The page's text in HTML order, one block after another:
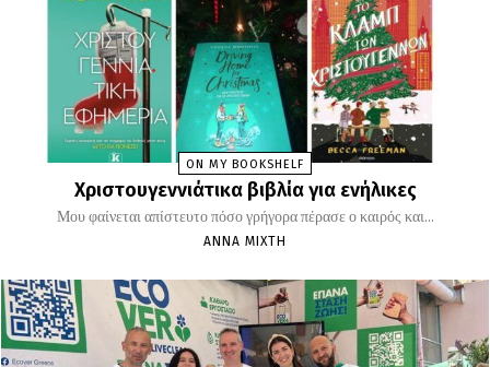
ON MY BOOKSHELF
Χριστουγεννιάτικα βιβλία για ενήλικες
Μου φαίνεται απίστευτο πόσο γρήγορα πέρασε ο καιρός και...
ΆΝΝΑ ΜΊΧΤΗ